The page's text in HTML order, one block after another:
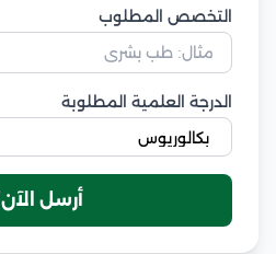
التخصص المطلوب
الدرجة العلمية المطلوبة
أرسل الآن